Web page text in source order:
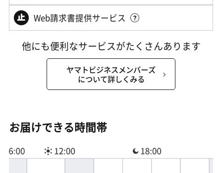
Web請求書提供サービス
他にも便利なサービスがたくさんあります
ヤマトビジネスメンバーズ
について詳しくみる
お届けできる時間帯